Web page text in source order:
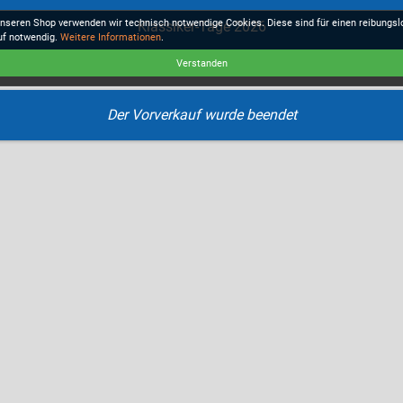
Klassiker-Tage 2026
Der Vorverkauf wurde beendet
Shop verwenden wir technisch notwendige Cookies. Diese sind für einen
notwendig. Weitere Informationen.
Verstanden